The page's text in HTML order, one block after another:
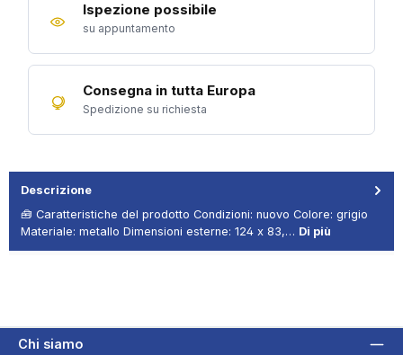
Ispezione possibile
su appuntamento
Consegna in tutta Europa
Spedizione su richiesta
Descrizione
🧰 Caratteristiche del prodotto Condizioni: nuovo Colore: grigio
Materiale: metallo Dimensioni esterne: 124 x 83,… Di più
Chi siamo